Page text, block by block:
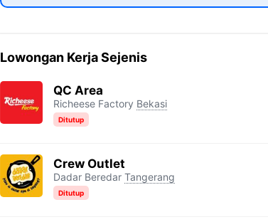
Lowongan Kerja Sejenis
QC Area
Richeese Factory Bekasi
Ditutup
Crew Outlet
Dadar Beredar Tangerang
Ditutup